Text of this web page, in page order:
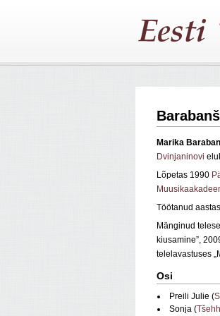
Marika
Dvinjaninovi
Lõpetas 1990
Töötanud
Mänginud
kiusamine”,
telelavastuses
Osi
Preili Julie (
Sonja (